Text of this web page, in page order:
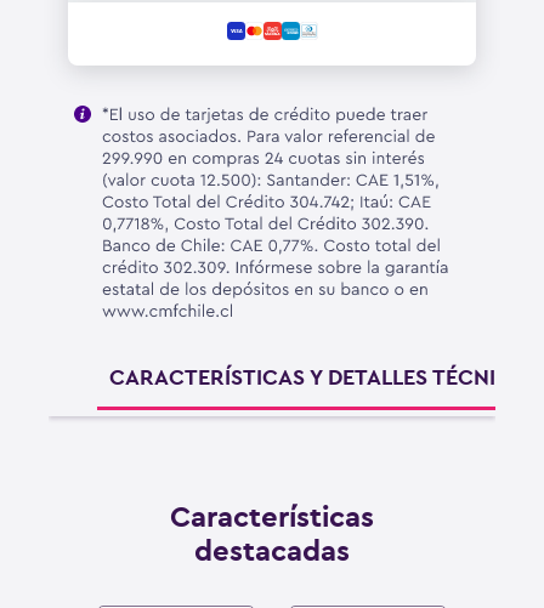
CARACTERÍSTICAS Y DETALLES TÉCNICOS
Características
destacadas